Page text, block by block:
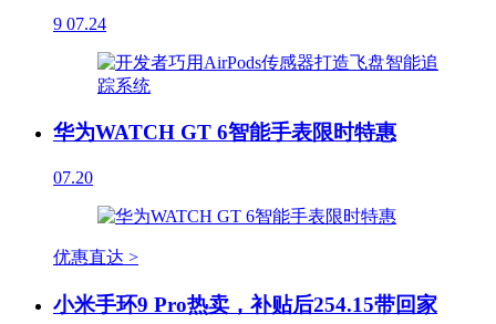
9 07.24
华为WATCH GT 6智能手表限时特惠
07.20
优惠直达 >
小米手环9 Pro热卖，补贴后254.15带回家